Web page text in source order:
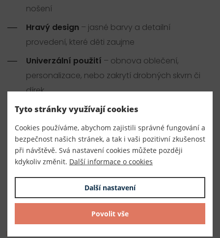
nošení
Hravý design – jasné barvy a detailní
provedení, které děti zaujme
Univerzální použití – obnova oblečení,
personalizace, nebo zakrytí drobných skvrn či
dírek
Návod k použití:
Umístěte aplikaci na čistý a suchý textil.
Překryjte pečicím papírem.
Žehlete bez páry 10–20 sekund silným tlakem.
Dodejte dětskému oblečení radostný vzhled a
vytvořte kousek, který bude dítě s hrdostí nosit!
Tyto stránky využívají cookies
Cookies používáme, abychom zajistili správné fungování a
bezpečnost našich stránek, a tak i vaši pozitivní zkušenost
při návštěvě. Svá nastavení cookies můžete později
kdykoliv změnit. Další informace o cookies
Další nastavení
Povolit vše